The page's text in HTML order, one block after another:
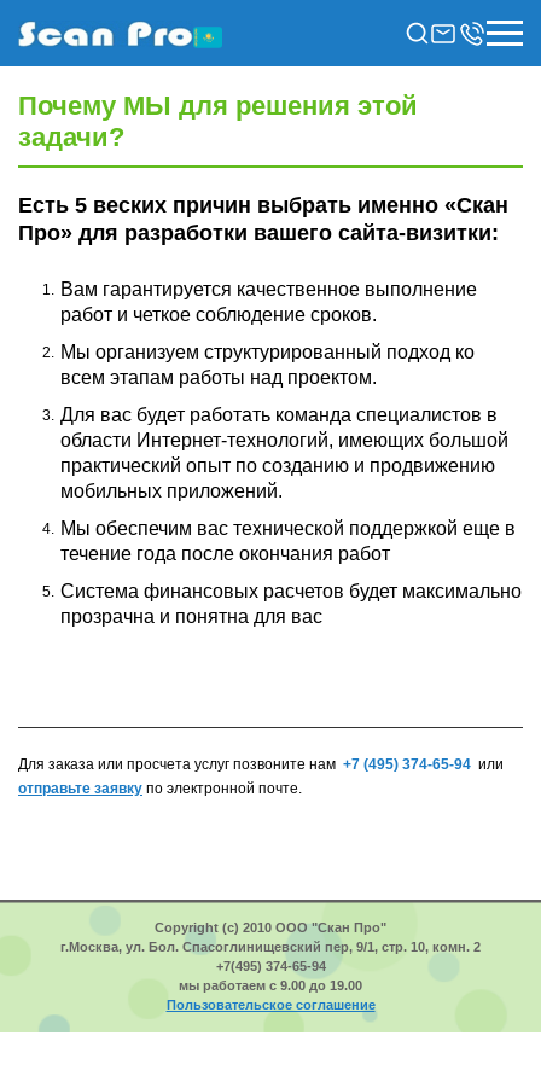
Почему МЫ для решения этой
задачи?
Есть 5 веских причин выбрать именно «Скан
Про» для разработки вашего сайта-визитки:
Вам гарантируется качественное выполнение
работ и четкое соблюдение сроков.
Мы организуем структурированный подход ко
всем этапам работы над проектом.
Для вас будет работать команда специалистов в
области Интернет-технологий, имеющих большой
практический опыт по созданию и продвижению
мобильных приложений.
Мы обеспечим вас технической поддержкой еще в
течение года после окончания работ
Система финансовых расчетов будет максимально
прозрачна и понятна для вас
Для заказа или просчета услуг позвоните нам +7 (495) 374-65-94 или
отправьте заявку по электронной почте.
Copyright (c) 2010 ООО "Скан Про"
г.Москва, ул. Бол. Спасоглинищевский пер, 9/1, стр. 10, комн. 2
+7(495) 374-65-94
мы работаем с 9.00 до 19.00
Пользовательское соглашение